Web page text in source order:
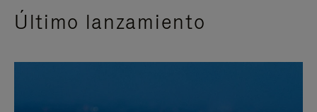
Último lanzamiento